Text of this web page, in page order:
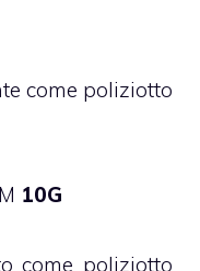
come poliziotto
10G
come poliziotto